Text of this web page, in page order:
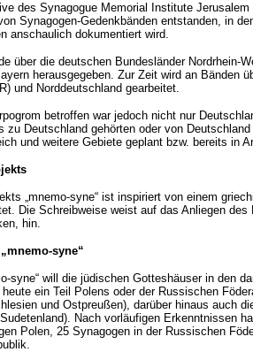
des Synagogue Memorial Institute Jerusalem
Synagogen-Gedenkbänden entstanden, in
anschaulich dokumentiert wird.
über die deutschen Bundesländer Nordrhein-
herausgegeben. Zur Zeit wird an Bänden
und Norddeutschland gearbeitet.
betroffen war jedoch nicht nur
zu Deutschland gehörten oder von
und weitere Gebiete geplant bzw. bereits in
„mnemo-syne“ ist inspiriert von einem
Die Schreibweise weist auf das Anliegen
hin.
syne“
syne“ will die jüdischen Gotteshäuser in den
ein Teil Polens oder der Russischen
und Ostpreußen), darüber hinaus auch
Nach vorläufigen Erkenntnissen
Polen, 25 Synagogen in der Russischen